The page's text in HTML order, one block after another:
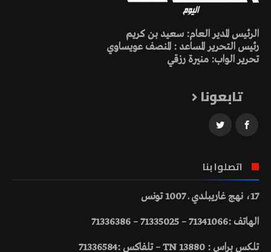
الرئيس المدير العام: سعيد بن كريم
رئيس التحرير المساعد : المنصف عويساوي
تحرير الواب: منيرة رزقي
تابعونا
اتصلوا بنا
17، نهج غاريبلدي ـ 1007 تونس
الهاتف :71341066 – 71335025 – 71336386
تلكس براس : 13880 TN – تلفاكس :71336584